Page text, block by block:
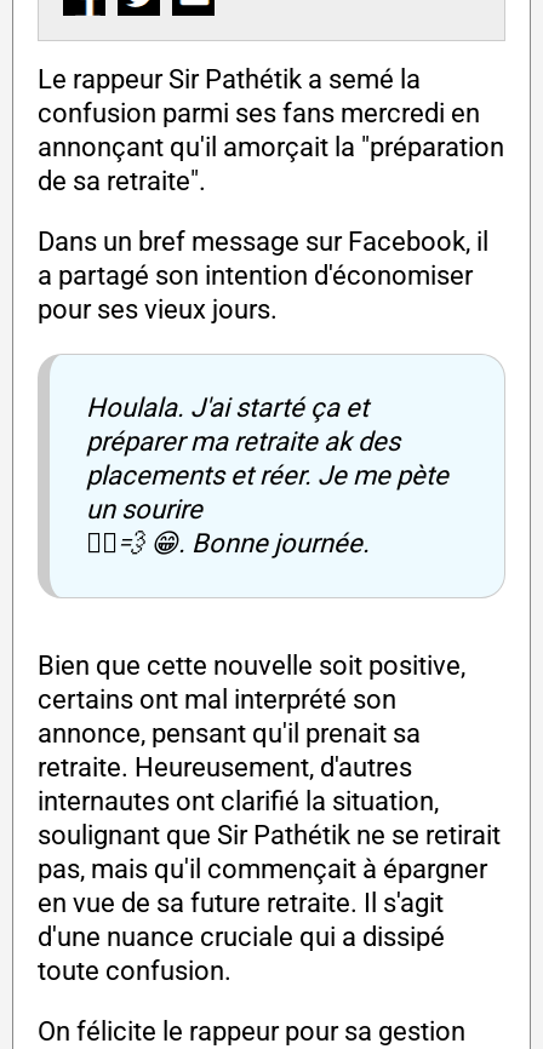
Le rappeur Sir Pathétik a semé la
confusion parmi ses fans mercredi en
annonçant qu'il amorçait la "préparation
de sa retraite".
Dans un bref message sur Facebook, il
a partagé son intention d'économiser
pour ses vieux jours.
Houlala. J'ai starté ça et
préparer ma retraite ak des
placements et réer. Je me pète
un sourire
🚶‍♂️💨 😁. Bonne journée.
Bien que cette nouvelle soit positive,
certains ont mal interprété son
annonce, pensant qu'il prenait sa
retraite. Heureusement, d'autres
internautes ont clarifié la situation,
soulignant que Sir Pathétik ne se retirait
pas, mais qu'il commençait à épargner
en vue de sa future retraite. Il s'agit
d'une nuance cruciale qui a dissipé
toute confusion.
On félicite le rappeur pour sa gestion